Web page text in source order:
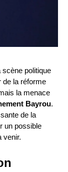
scène politique
de la réforme
la menace
Bayrou.
de la
un possible
venir.